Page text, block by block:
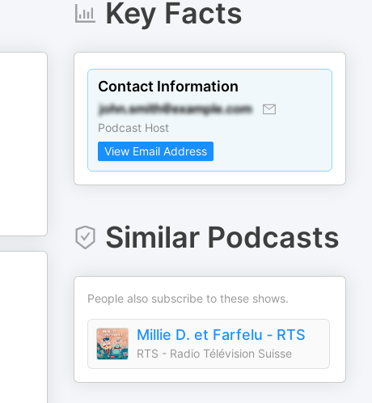
Key Facts
Contact Information
Podcast Host
View Email Address
Similar Podcasts
People also subscribe to these shows.
Millie D. et Farfelu ‐ RTS
RTS - Radio Télévision Suisse